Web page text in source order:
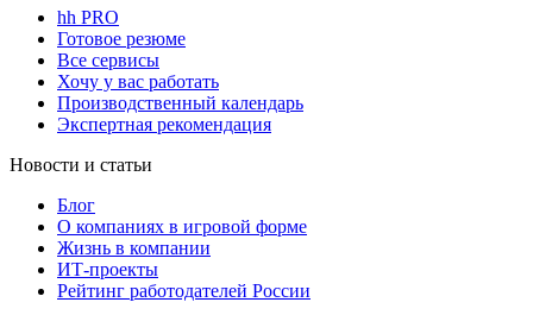
hh PRO
Готовое резюме
Все сервисы
Хочу у вас работать
Производственный календарь
Экспертная рекомендация
Новости и статьи
Блог
О компаниях в игровой форме
Жизнь в компании
ИТ-проекты
Рейтинг работодателей России